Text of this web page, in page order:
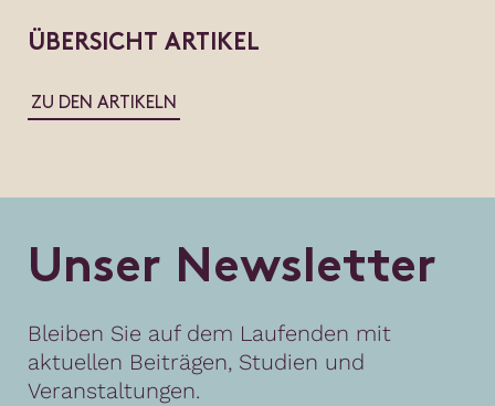
ÜBERSICHT ARTIKEL
ZU DEN ARTIKELN
Unser Newsletter
Bleiben Sie auf dem Laufenden mit
aktuellen Beiträgen, Studien und
Veranstaltungen.